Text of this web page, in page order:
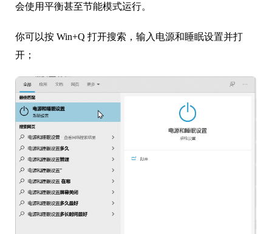
会使用平衡甚至节能模式运行。
你可以按 Win+Q 打开搜索，输入电源和睡眠设置并打
开；